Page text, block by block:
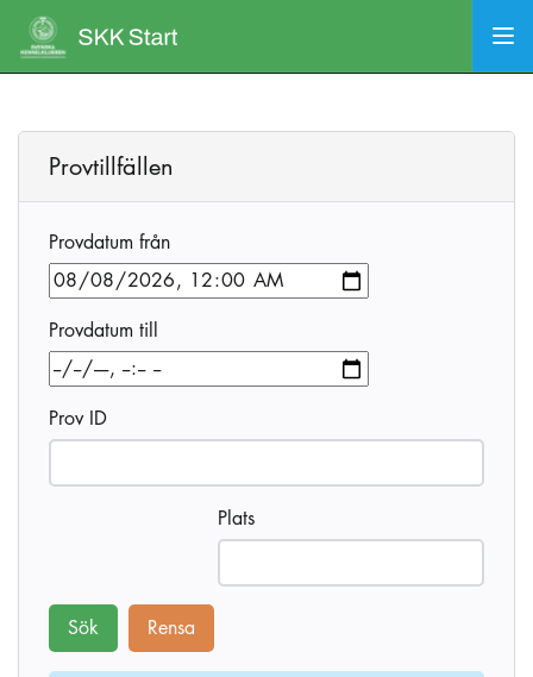
Provtillfällen
Provdatum från
Provdatum till
Prov ID
Plats
Sök Rensa